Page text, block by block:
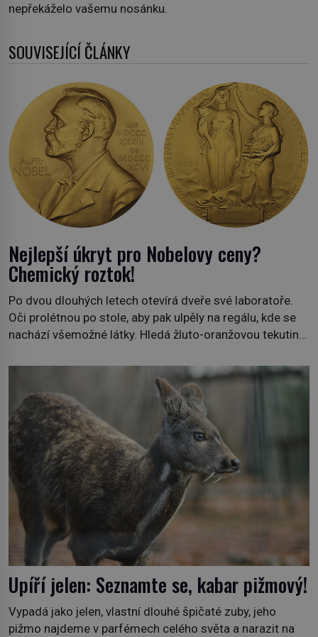
nepřekáželo vašemu nosánku.
SOUVISEJÍCÍ ČLÁNKY
Nejlepší úkryt pro Nobelovy ceny?
Chemický roztok!
Po dvou dlouhých letech otevírá dveře své laboratoře.
Oči prolétnou po stole, aby pak ulpěly na regálu, kde se
nachází všemožné látky. Hledá žluto-oranžovou tekutinu,
plán dokončit. Pod termínem aqua regia se skrývá
směs s názvem lučavka královská. Svůj přídomek nemá
pro nic za nic, […]
Upíří jelen: Seznamte se, kabar pižmový!
Vypadá jako jelen, vlastní dlouhé špičaté zuby, jeho
pižmo najdeme v parfémech celého světa a narazit na